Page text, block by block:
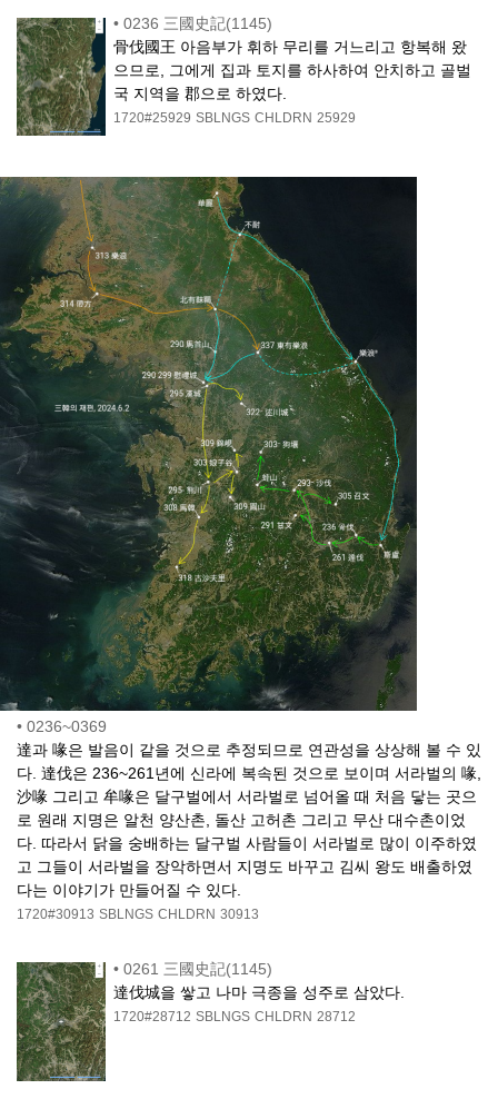
• 0236 三國史記(1145)
骨伐國王 아음부가 휘하 무리를 거느리고 항복해 왔
으므로, 그에게 집과 토지를 하사하여 안치하고 골벌
국 지역을 郡으로 하였다.
1720#25929 SBLNGS CHLDRN 25929
• 0236~0369
達과 喙은 발음이 같을 것으로 추정되므로 연관성을 상상해 볼 수 있
다. 達伐은 236~261년에 신라에 복속된 것으로 보이며 서라벌의 喙,
沙喙 그리고 牟喙은 달구벌에서 서라벌로 넘어올 때 처음 닿는 곳으
로 원래 지명은 알천 양산촌, 돌산 고허촌 그리고 무산 대수촌이었
다. 따라서 닭을 숭배하는 달구벌 사람들이 서라벌로 많이 이주하였
고 그들이 서라벌을 장악하면서 지명도 바꾸고 김씨 왕도 배출하였
다는 이야기가 만들어질 수 있다.
1720#30913 SBLNGS CHLDRN 30913
• 0261 三國史記(1145)
達伐城을 쌓고 나마 극종을 성주로 삼았다.
1720#28712 SBLNGS CHLDRN 28712